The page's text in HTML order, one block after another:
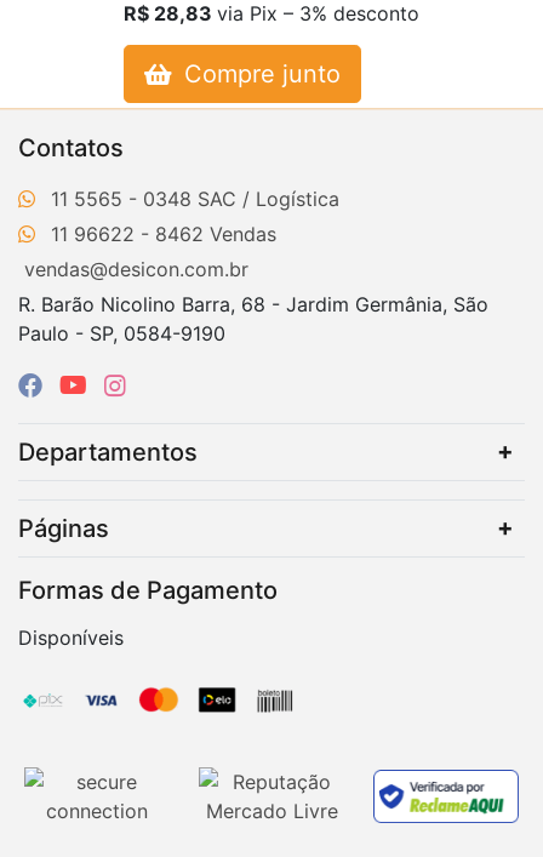
R$ 28,83 via Pix – 3% desconto
Compre junto
Contatos
11 5565 - 0348
11 96622 - 8462
vendas@desicon.com.br
R. Barão Nicolino Barra, 68 - Jardim Germânia, São
Paulo - SP, 0584-9190
Departamentos
Páginas
Formas de Pagamento
Disponíveis